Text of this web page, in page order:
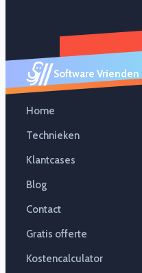
Software Vrienden
Home
Technieken
Klantcases
Blog
Contact
Gratis offerte
Kostencalculator